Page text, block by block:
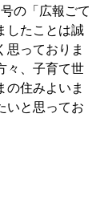
の「広報ごて
したことは誠
思っておりま
々、子育て世
の住みよいま
いと思ってお